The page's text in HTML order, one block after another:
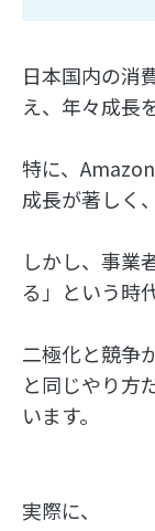
日本国内の消
え、年々成長
特に、
成長が著しく
しかし、事業
る」という時
二極化と競争
と同じやり方
います。
実際に、